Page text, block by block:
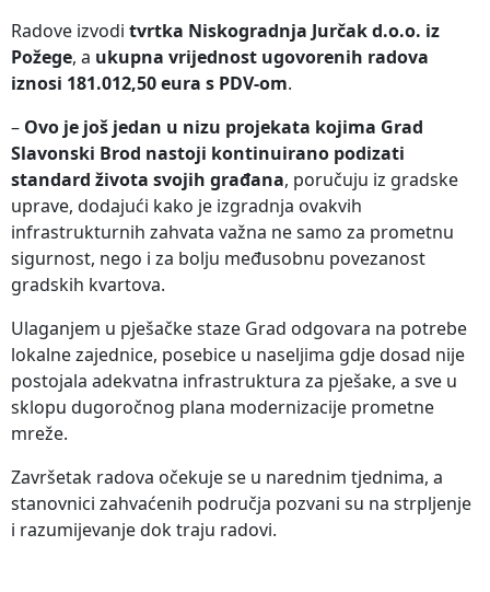
Radove izvodi tvrtka Niskogradnja Jurčak d.o.o. iz
Požege, a ukupna vrijednost ugovorenih radova
iznosi 181.012,50 eura s PDV-om.
– Ovo je još jedan u nizu projekata kojima Grad
Slavonski Brod nastoji kontinuirano podizati
standard života svojih građana, poručuju iz gradske
uprave, dodajući kako je izgradnja ovakvih
infrastrukturnih zahvata važna ne samo za prometnu
sigurnost, nego i za bolju međusobnu povezanost
gradskih kvartova.
Ulaganjem u pješačke staze Grad odgovara na potrebe
lokalne zajednice, posebice u naseljima gdje dosad nije
postojala adekvatna infrastruktura za pješake, a sve u
sklopu dugoročnog plana modernizacije prometne
mreže.
Završetak radova očekuje se u narednim tjednima, a
stanovnici zahvaćenih područja pozvani su na strpljenje
i razumijevanje dok traju radovi.